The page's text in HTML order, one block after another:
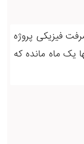
فیزیکی پروژه
ماهه تنها یک ماه مانده که